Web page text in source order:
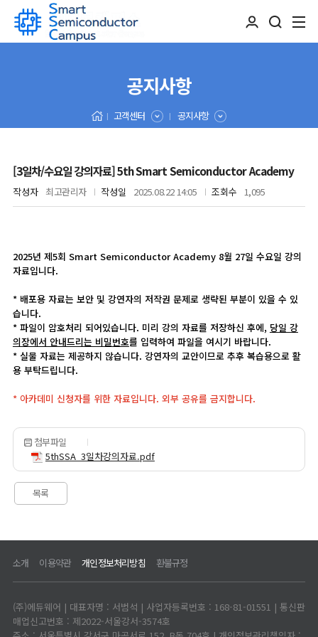
공지사항
고객센터 공지사항
[3일차/수요일 강의자료] 5th Smart Semiconductor Academy
작성자 최고관리자 작성일 2025.08.22 14:05 조회수 1,095
2025년 제5회 Smart Semiconductor Academy 8월 27일 수요일 강의
자료입니다.
* 배포용 자료는 보안 및 강연자의 저작권 문제로 생략된 부분이 있을 수 있
습니다.
* 파일이 암호처리 되어있습니다. 미리 강의 자료를 저장하신 후에, 당일 강
의장에서 안내드리는 비밀번호를 입력하여 파일을 여시기 바랍니다.
* 실물 자료는 제공하지 않습니다. 강연자의 교안이므로 추후 복습용으로 활
용 부탁드립니다.
* 아카데미 신청자를 위한 자료입니다. 외부 공유를 금지합니다.
첨부파일
5thSSA_3일차강의자료.pdf
목록
소개 이용약관 개인정보처리방침 환불규정
(주)에듀웨어 | 대표자명 : 서범석 | 사업자등록번호 : 168-81-01551 | 통신판
매업신고번호 : 제2022-서울강서-3574호